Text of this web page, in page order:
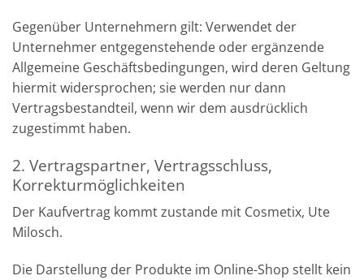
Gegenüber Unternehmern gilt: Verwendet der
Unternehmer entgegenstehende oder ergänzende
Allgemeine Geschäftsbedingungen, wird deren Geltung
hiermit widersprochen; sie werden nur dann
Vertragsbestandteil, wenn wir dem ausdrücklich
zugestimmt haben.
2. Vertragspartner, Vertragsschluss,
Korrekturmöglichkeiten
Der Kaufvertrag kommt zustande mit Cosmetix, Ute
Milosch.
Die Darstellung der Produkte im Online-Shop stellt kein